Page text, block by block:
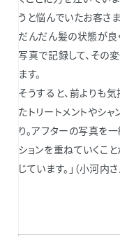
うと悩んでいたお客さ
だんだん髪の状態が良
写真で記録して、その
ます。
そうすると、前よりも
たトリートメントやシ
り。アフターの写真を
ションを重ねていくこ
じています。」（小河内さ